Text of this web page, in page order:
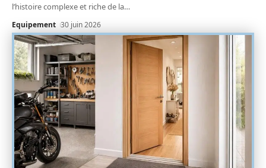
l’histoire complexe et riche de la…
Equipement 30 juin 2026